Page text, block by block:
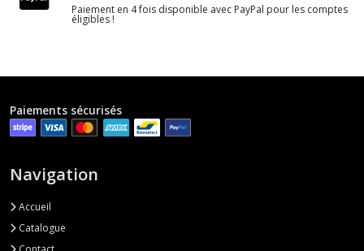
Paiement en 4 fois disponible avec PayPal pour les comptes
éligibles !
Paiements sécurisés
Navigation
Accueil
Catalogue